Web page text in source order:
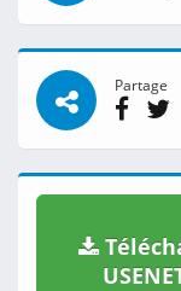
Partage